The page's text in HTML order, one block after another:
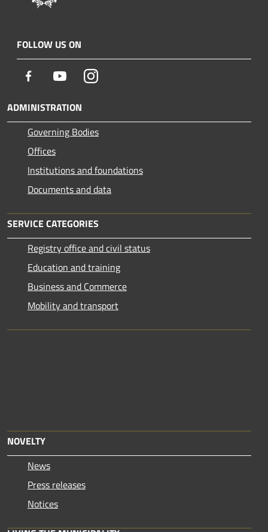
FOLLOW US ON
Facebook YoutubeInstagram
ADMINISTRATION
Governing Bodies
Offices
Institutions and foundations
Documents and data
SERVICE CATEGORIES
Registry office and civil status
Education and training
Business and Commerce
Mobility and transport
NOVELTY
News
Press releases
Notices